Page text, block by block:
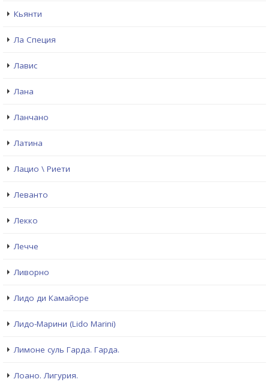
Кьянти
Ла Специя
Лавис
Лана
Ланчано
Латина
Лацио \ Риети
Леванто
Лекко
Лечче
Ливорно
Лидо ди Камайоре
Лидо-Марини (Lido Marini)
Лимоне суль Гарда. Гарда.
Лоано. Лигурия.